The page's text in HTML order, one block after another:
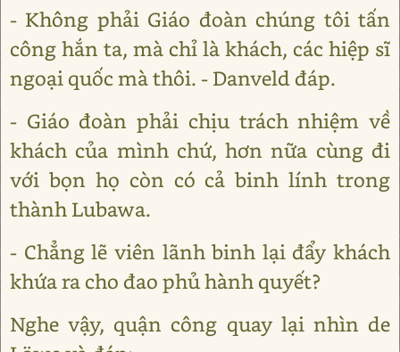
- Không phải Giáo đoàn chúng tôi tấn
công hắn ta, mà chỉ là khách, các hiệp sĩ
ngoại quốc mà thôi. - Danveld đáp.
- Giáo đoàn phải chịu trách nhiệm về
khách của mình chứ, hơn nữa cùng đi
với bọn họ còn có cả binh lính trong
thành Lubawa.
- Chẳng lẽ viên lãnh binh lại đẩy khách
khứa ra cho đao phủ hành quyết?
Nghe vậy, quận công quay lại nhìn de